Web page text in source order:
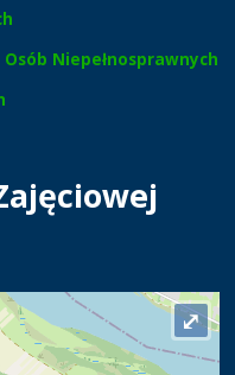
Niepełnosprawnych
⤢